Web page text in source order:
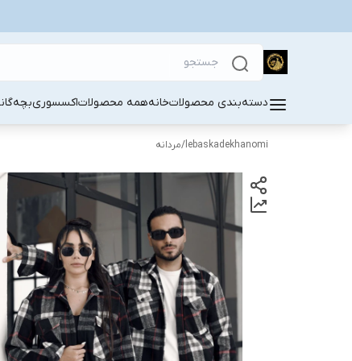
دسته‌بندی محصولاتخانههمه محصولاتاکسسوری
lebaskadekhanomi
/مردانه